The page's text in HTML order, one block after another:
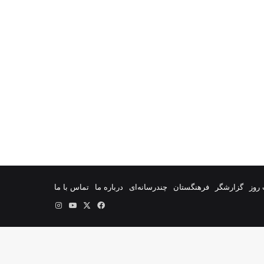
گزارشگر فرهنگستان چندرسانه‌ای درباره ما
تماس با ما
فیس
یوتیوب